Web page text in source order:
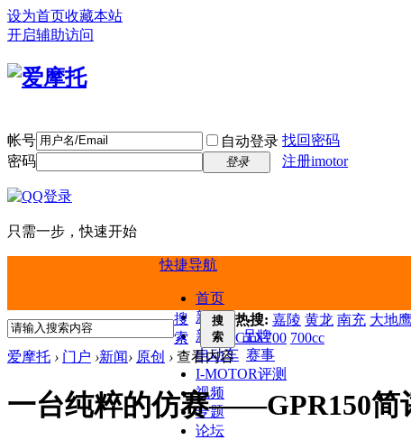
设为首页收藏本站
开启辅助访问
帐号 自动登录 找回密码
密码
登录 注册imotor
只需一步，快速开始
快捷导航
首页
新闻
新车
品牌
电动车 赛事
I-MOTOR评测
视频
专题
论坛
搜
索
搜
索
热搜: 嘉陵 黄龙 南充 大地
CTX700 700cc
爱摩托 › 门户 ›新闻› 原创 › 查看内容
一台纯粹的仿赛——GPR150简